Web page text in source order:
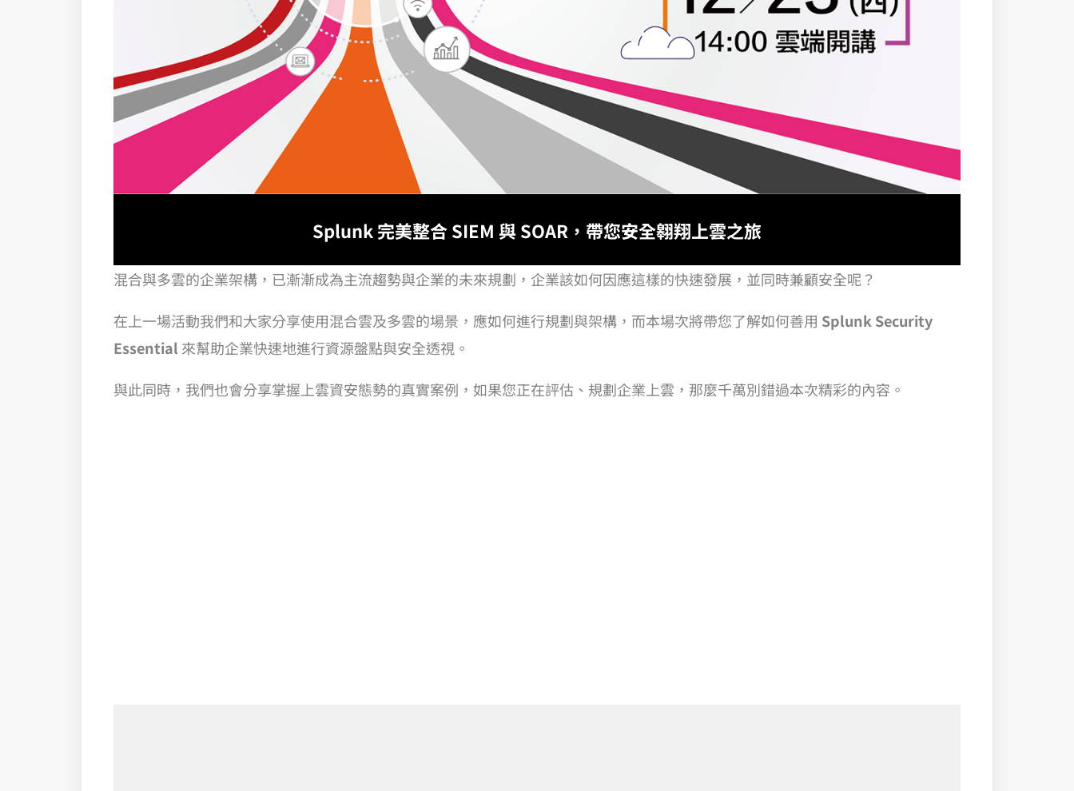
Splunk 完美整合 SIEM 與 SOAR，帶您安全翱翔上雲之旅
混合與多雲的企業架構，已漸漸成為主流趨勢與企業的未來規劃，企業該如何因應這樣的快速發展，並同時兼顧安全呢？
在上一場活動我們和大家分享使用混合雲及多雲的場景，應如何進行規劃與架構，而本場次將帶您了解如何善用 Splunk Security
Essential 來幫助企業快速地進行資源盤點與安全透視。
與此同時，我們也會分享掌握上雲資安態勢的真實案例，如果您正在評估、規劃企業上雲，那麼千萬別錯過本次精彩的內容。